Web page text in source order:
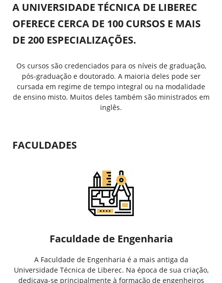
A UNIVERSIDADE TÉCNICA DE LIBEREC
OFERECE CERCA DE 100 CURSOS E MAIS
DE 200 ESPECIALIZAÇÕES.
Os cursos são credenciados para os níveis de graduação,
pós-graduação e doutorado. A maioria deles pode ser
cursada em regime de tempo integral ou na modalidade
de ensino misto. Muitos deles também são ministrados em
inglês.
FACULDADES
Faculdade de Engenharia
A Faculdade de Engenharia é a mais antiga da
Universidade Técnica de Liberec. Na época de sua criação,
dedicava-se principalmente à formação de engenheiros